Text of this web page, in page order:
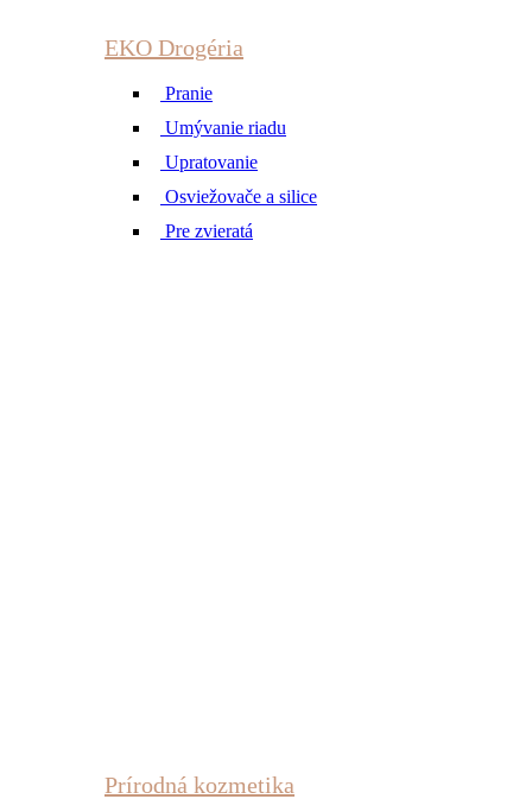
EKO Drogéria
Pranie
Umývanie riadu
Upratovanie
Osviežovače a silice
Pre zvieratá
Prírodná kozmetika